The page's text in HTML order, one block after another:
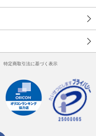
特定商取引法に基づく表示